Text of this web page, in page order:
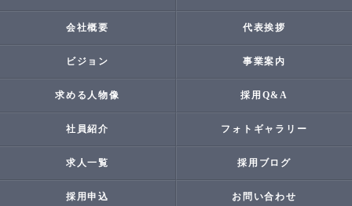
会社概要 代表挨拶
ビジョン 事業案内
求める人物像 採用Q&A
社員紹介 フォトギャラリー
求人一覧 採用ブログ
採用申込 お問い合わせ